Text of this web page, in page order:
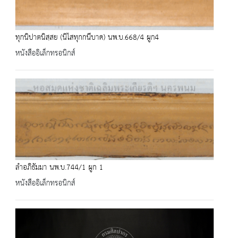
ทุกนิปาตนิสฺสย (นิไสทุกกนีบาด) นพ.บ.668/4 ผูก4
หนังสืออิเล็กทรอนิกส์
ลำอภิธัมมา นพ.บ.744/1 ผูก 1
หนังสืออิเล็กทรอนิกส์